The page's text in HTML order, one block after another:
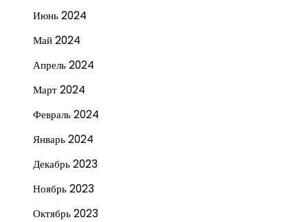
Июнь 2024
Май 2024
Апрель 2024
Март 2024
Февраль 2024
Январь 2024
Декабрь 2023
Ноябрь 2023
Октябрь 2023